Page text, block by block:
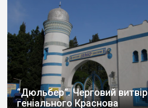
“Дюльбер”. Черговий витвір
геніального Краснова